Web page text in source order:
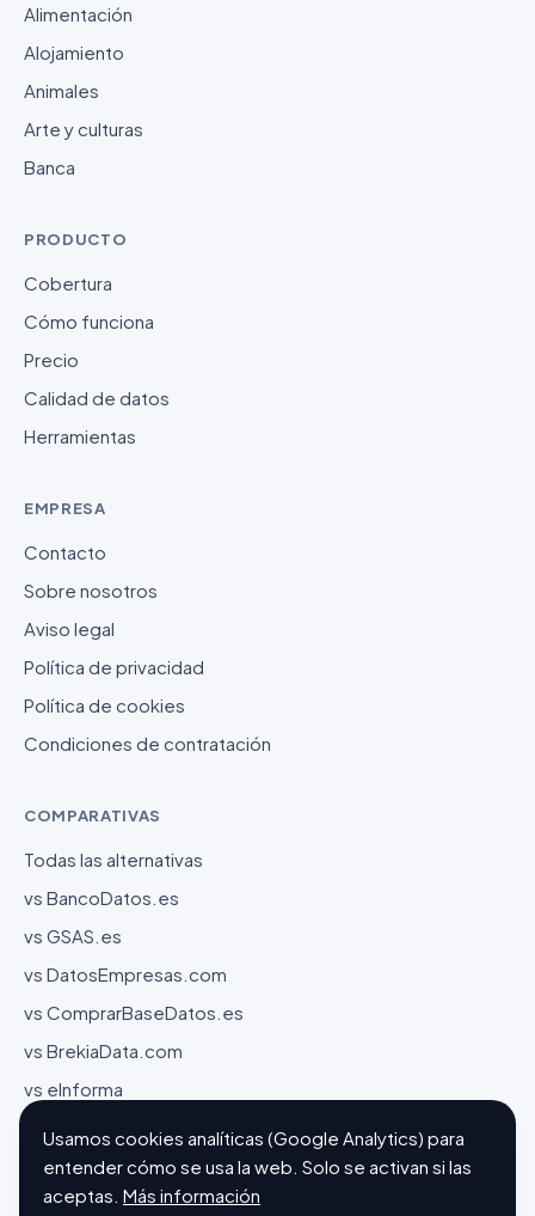
Alimentación
Alojamiento
Animales
Arte y culturas
Banca
PRODUCTO
Cobertura
Cómo funciona
Precio
Calidad de datos
Herramientas
EMPRESA
Contacto
Sobre nosotros
Aviso legal
Política de privacidad
Política de cookies
Condiciones de contratación
COMPARATIVAS
Todas las alternativas
vs BancoDatos.es
vs GSAS.es
vs DatosEmpresas.com
vs ComprarBaseDatos.es
vs BrekiaData.com
vs eInforma
© 2026 SaaS online services OÜ · Reg. 14953809 · Sepapaja 6,
Usamos cookies analíticas (Google Analytics) para
entender cómo se usa la web. Solo se activan si las
aceptas. Más información